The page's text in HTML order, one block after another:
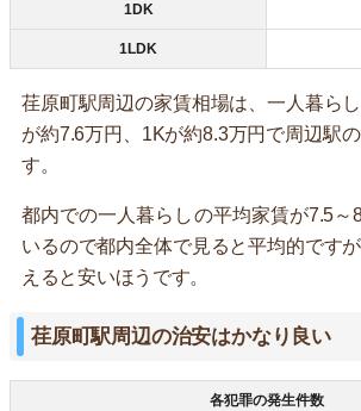
1DK
1LDK
荏原町駅周辺の家賃相場は、一人暮ら
が約7.6万円、1Kが約8.3万円で周辺駅
す。
都内での一人暮らしの平均家賃が7.5～
いるので都内全体で見ると平均的です
えると安いほうです。
荏原町駅周辺の治安はかなり良い
各犯罪の発生件数